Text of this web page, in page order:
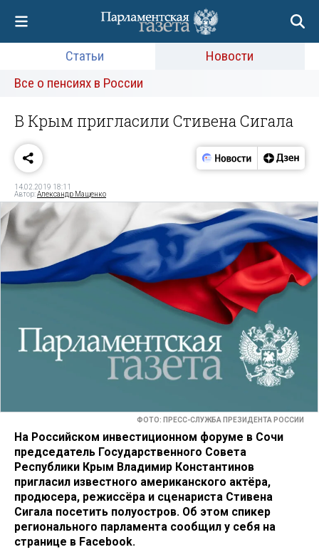
Статьи
Новости
Все о пенсиях в России
В Крым пригласили Стивена Сигала
14.02.2019 18:11
Автор:Александр Мащенко
ФОТО: ПРЕСС-СЛУЖБА ПРЕЗИДЕНТА РОССИИ
На Российском инвестиционном форуме в Сочи
председатель Государственного Совета
Республики Крым Владимир Константинов
пригласил известного американского актёра,
продюсера, режиссёра и сценариста Стивена
Сигала посетить полуостров. Об этом спикер
регионального парламента сообщил у себя на
странице в Facebook.